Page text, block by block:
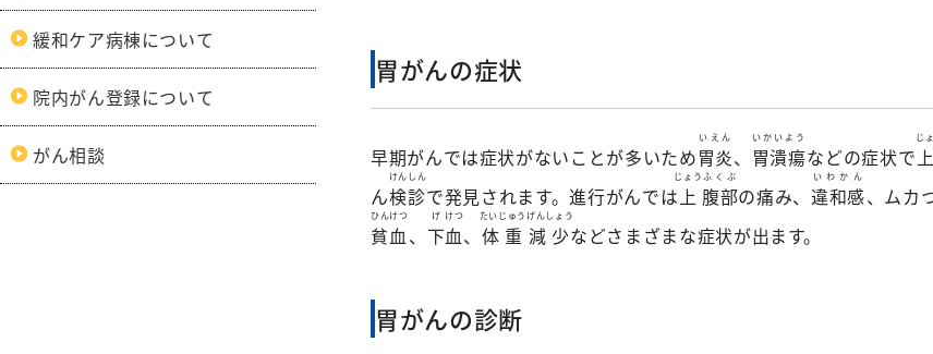
胃がんの症状
早期がんでは症状がないことが多いため胃炎
いえん
、 胃潰瘍
いかいよう
などの症状で
じ
ん検診
けんしん
で発見されます。進行がんでは上
じょう
腹部
ふくぶ
の痛み、 違和感
いわかん
、ムカ
貧血
ひんけつ
、 下
げ
血
けつ
、 体重
たいじゅう
減少
げんしょう
などさまざまな症状が出ます。
胃がんの診断
緩和ケア病棟について
院内がん登録について
がん相談